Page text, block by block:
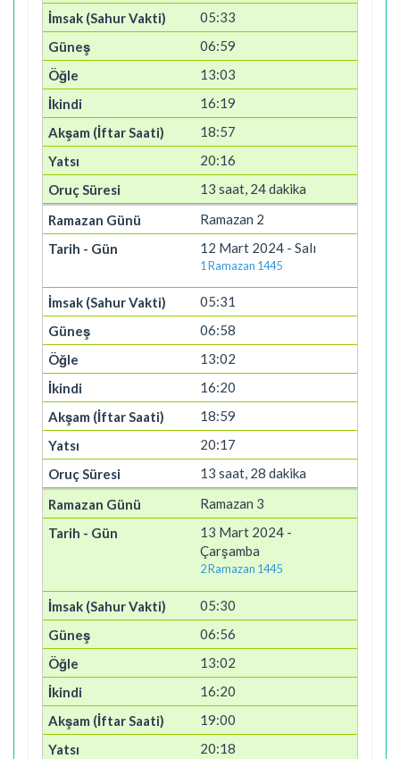
05:33
06:59
13:03
16:19
18:57
20:16
13 saat, 24 dakika
Ramazan 2
12 Mart 2024 - Salı
1 Ramazan 1445
05:31
06:58
13:02
16:20
18:59
20:17
13 saat, 28 dakika
Ramazan 3
13 Mart 2024 -
Çarşamba
2 Ramazan 1445
05:30
06:56
13:02
16:20
19:00
20:18